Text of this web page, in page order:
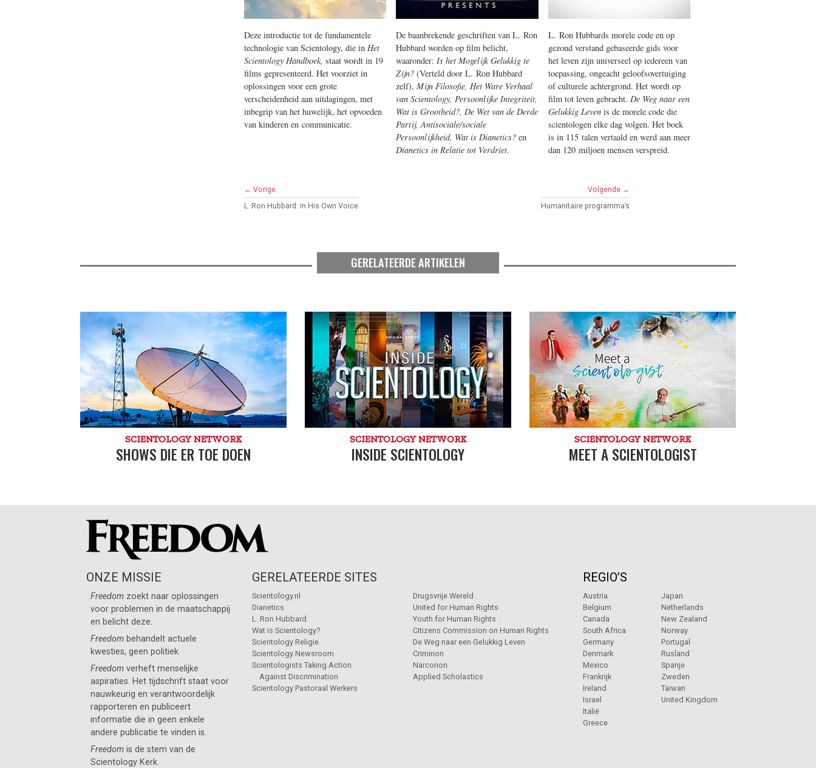
Deze introductie tot de fundamentele
technologie van Scientology, die in Het
Scientology Handboek, staat wordt in 19
films gepresenteerd. Het voorziet in
oplossingen voor een grote
verscheidenheid aan uitdagingen, met
inbegrip van het huwelijk, het opvoeden
van kinderen en communicatie.
De baanbrekende geschriften van L. Ron
Hubbard worden op film belicht,
waaronder: Is het Mogelijk Gelukkig te
Zijn?(Verteld door L. Ron Hubbard
zelf), Mijn Filosofie, Het Ware Verhaal
van Scientology, Persoonlijke Integriteit,
Wat is Grootheid?, De Wet van de Derde
Partij, Antisociale/sociale
Persoonlijkheid, Wat is Dianetics? en
Dianetics in Relatie tot Verdriet.
L. Ron Hubbards morele code en op
gezond verstand gebaseerde gids voor
het leven zijn universeel op iedereen van
toepassing, ongeacht geloofsovertuiging
of culturele achtergrond. Het wordt op
film tot leven gebracht. De Weg naar een
Gelukkig Levenis de morele code die
scientologen elke dag volgen. Het boek
is in 115 talen vertaald en werd aan meer
dan 120 miljoen mensen verspreid.
← Vorige
L. Ron Hubbard: in His Own Voice
Volgende →
Humanitaire programma’s
GERELATEERDE ARTIKELEN
SCIENTOLOGY NETWORK
SHOWS DIE ER TOE DOEN
SCIENTOLOGY NETWORK
INSIDE SCIENTOLOGY
SCIENTOLOGY NETWORK
MEET A SCIENTOLOGIST
ONZE MISSIE
Freedom zoekt naar oplossingen
voor problemen in de maatschappij
en belicht deze.
Freedom behandelt actuele
kwesties, geen politiek.
Freedom verheft menselijke
aspiraties. Het tijdschrift staat voor
nauwkeurig en verantwoordelijk
rapporteren en publiceert
informatie die in geen enkele
andere publicatie te vinden is.
Freedom is de stem van de
Scientology Kerk.
GERELATEERDE SITES
Scientology.nl
Dianetics
L. Ron Hubbard
Wat is Scientology?
Scientology Religie
Scientology Newsroom
Scientologists Taking Action
Against Discrimination
Scientology Pastoraal Werkers
Drugsvrije Wereld
United for Human Rights
Youth for Human Rights
Citizens Commission on Human Rights
De Weg naar een Gelukkig Leven
Criminon
Narconon
Applied Scholastics
REGIO’S
Austria
Belgium
Canada
South Africa
Germany
Denmark
Mexico
Frankrijk
Ireland
Israel
Italië
Greece
Japan
Netherlands
New Zealand
Norway
Portugal
Rusland
Spanje
Zweden
Taiwan
United Kingdom